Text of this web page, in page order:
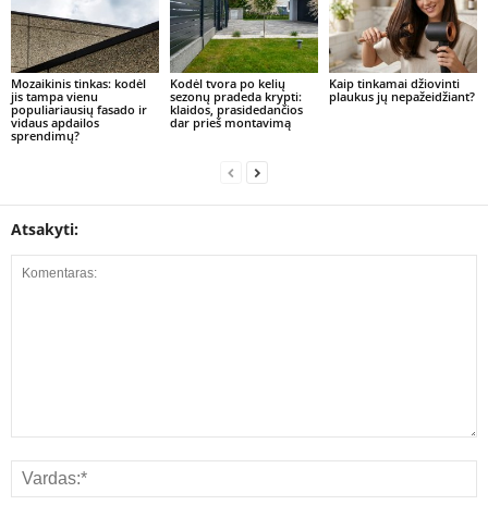
Mozaikinis tinkas: kodėl
jis tampa vienu
populiariausių fasado ir
vidaus apdailos
sprendimų?
Kodėl tvora po kelių
sezonų pradeda krypti:
klaidos, prasidedančios
dar prieš montavimą
Kaip tinkamai džiovinti
plaukus jų nepažeidžiant?
Atsakyti: